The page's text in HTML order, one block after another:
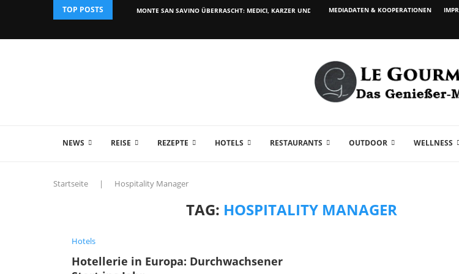
TOP POSTS MONTE SAN SAVINO ÜBERRASCHT: MEDICI, KARZER UND WEIN...MEDIADATEN & KOOPERATIONEN
NEWS REISE REZEPTE HOTELS RESTAURANTS OUTDOOR WELLNESS
Startseite | Hospitality Manager
TAG: HOSPITALITY MANAGER
Hotels
Hotellerie in Europa: Durchwachsener